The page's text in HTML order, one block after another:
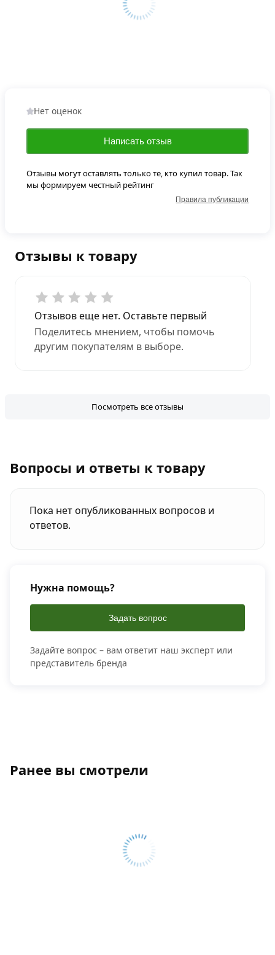
Отзывы к товару
Отзывов еще нет. Оставьте первый
Поделитесь мнением, чтобы помочь
другим покупателям в выборе.
Посмотреть все отзывы
Нет оценок
Написать отзыв
Отзывы могут оставлять только те, кто купил товар. Так
мы формируем честный рейтинг
Правила публикации
Вопросы и ответы к товару
Пока нет опубликованных вопросов и
ответов.
Нужна помощь?
Задать вопрос
Задайте вопрос – вам ответит наш эксперт или
представитель бренда
Ранее вы смотрели